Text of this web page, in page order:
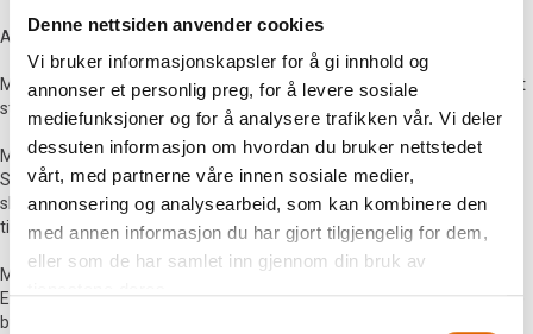
Denne nettsiden anvender cookies
Vi bruker informasjonskapsler for å gi innhold og
annonser et personlig preg, for å levere sosiale
mediefunksjoner og for å analysere trafikken vår. Vi deler
dessuten informasjon om hvordan du bruker nettstedet
vårt, med partnerne våre innen sosiale medier,
annonsering og analysearbeid, som kan kombinere den
med annen informasjon du har gjort tilgjengelig for dem,
eller som de har samlet inn gjennom din bruk av
Alle symaskiner blir sendt frakt- og gebyrfritt i Norge.
Med over 40 års erfaring innan sal og service på symaskiner, samt vårt
store utval, vil du alltid få den symaskina som passar deg best.
Me er og ein stor leverandør av symaskiner til norske skuler.
Symaskiner til skuler blir levert med 30 d. kreditt. Me har skulerabatt til
skuler, lærarar og studentar innan saumfaga. Kontakt oss for å få eit
tilbod.
Me sel kvalitets-symaskiner frå Baby lock, Bernina, Bernette, Brother,
Elna, Husqvarna Viking, Janome, Juki, Pfaff, Singer og Veritas. Einaste
butikk i Norge som fører alle kjente symaskinmerker. Dvs. me kan